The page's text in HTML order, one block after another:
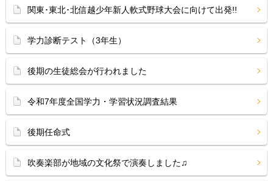
関東･東北･北信越少年新人軟式野球大会に向けて出発!!
学力診断テスト（3年生）
後期の生徒総会が行われました
令和7年度全国学力・学習状況調査結果
後期任命式
吹奏楽部が地域の文化祭で演奏しました♫